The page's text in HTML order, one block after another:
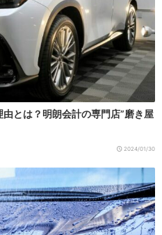
とは？明朗会計の専門店”磨き屋
2024/01/30